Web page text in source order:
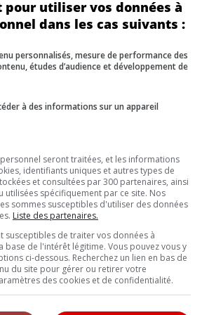
Hortons, dans le communiqué.
à l’entreprise de Québec qu’il
en toute confiance leur transition vers
(BIC), qui s’est engagée avec un prêt
succursales Tim Hortons n’est pas
en Ontario. Ce projet avait été
par Flo) et celui de Tesla avec ses
vous à l'infolettre.
demeure l’outil de référence le plus complet
la recherche d’un véhicule ou simplement
utiliser vos données à
dans les cas suivants :
personnalisés, mesure de performance des
études d’audience et développement de
à des informations sur un appareil
seront traitées, et les informations
identifiants uniques et autres types de
et consultées par 300 partenaires, ainsi
utilisées spécifiquement par ce site. Nos
sommes susceptibles d'utiliser des données
Liste des partenaires.
susceptibles de traiter vos données à
base de l'intérêt légitime. Vous pouvez vous y
ci-dessous. Recherchez un lien en bas de
du site pour gérer ou retirer votre
des cookies et de confidentialité.